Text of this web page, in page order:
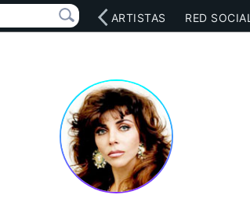
INICIO ARTISTAS RED SOCIAL